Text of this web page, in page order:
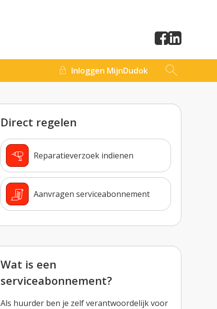
Inloggen MijnDudok
Direct regelen
 Reparatieverzoek indienen
 Aanvragen serviceabonnement
Wat is een
serviceabonnement?
Als huurder ben je zelf verantwoordelijk voor